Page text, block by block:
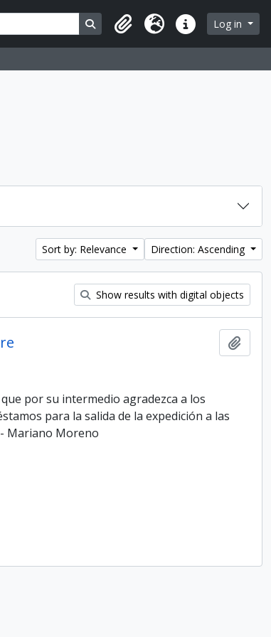
Search in browse page
ClipboardLanguageQuick linksLog in
Sort by: Relevance Direction: Ascending
Show results with digital objects
por su intermedio agradezca a los
para la salida de la expedición a las
Mariano Moreno